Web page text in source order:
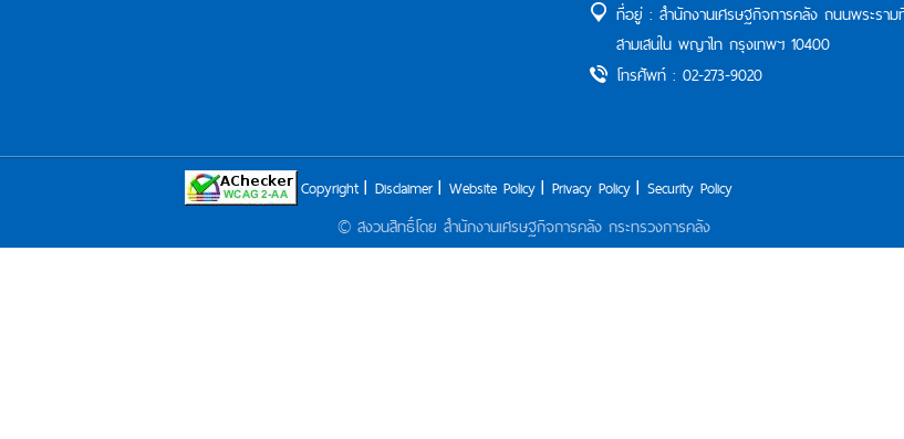
ที่อยู่ : สำนักงานเศรษฐกิจการคลัง ถนนพระรา
สามเสนใน พญาไท กรุงเทพฯ 10400
โทรศัพท์ : 02-273-9020
Copyright Disclaimer Website Policy Privacy Policy Security Policy
© สงวนสิทธิ์โดย สำนักงานเศรษฐกิจการคลัง กระทรวงการคลัง